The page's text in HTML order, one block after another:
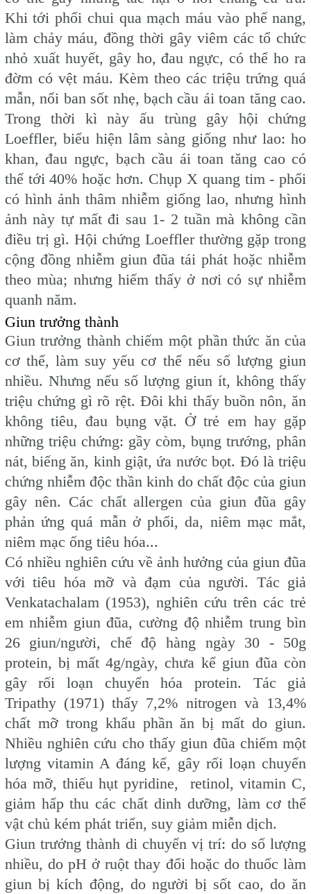
Khi tới phổi chui qua mạch máu vào phế nang,
làm chảy máu, đồng thời gây viêm các tổ chức
nhỏ xuất huyết, gây ho, đau ngực, có thể ho ra
đờm có vệt máu. Kèm theo các triệu trứng quá
mẫn, nổi ban sốt nhẹ, bạch cầu ái toan tăng cao.
Trong thời kì này ấu trùng gây hội chứng
Loeffler, biểu hiện lâm sàng giống như lao: ho
khan, đau ngực, bạch cầu ái toan tăng cao có
thể tới 40% hoặc hơn. Chụp X quang tim - phổi
có hình ảnh thâm nhiễm giống lao, nhưng hình
ảnh này tự mất đi sau 1- 2 tuần mà không cần
điều trị gì. Hội chứng Loeffler thường gặp trong
cộng đồng nhiễm giun đũa tái phát hoặc nhiễm
theo mùa; nhưng hiếm thấy ở nơi có sự nhiễm
quanh năm.
Giun trưởng thành
Giun trưởng thành chiếm một phần thức ăn của
cơ thể, làm suy yếu cơ thể nếu số lượng giun
nhiều. Nhưng nếu số lượng giun ít, không thấy
triệu chứng gì rõ rệt. Đôi khi thấy buồn nôn, ăn
không tiêu, đau bụng vặt. Ở trẻ em hay gặp
những triệu chứng: gầy còm, bụng trướng, phân
nát, biếng ăn, kinh giật, ứa nước bọt. Đó là triệu
chứng nhiễm độc thần kinh do chất độc của giun
gây nên. Các chất allergen của giun đũa gây
phản ứng quá mẫn ở phổi, da, niêm mạc mắt,
niêm mạc ống tiêu hóa...
Có nhiều nghiên cứu về ảnh hưởng của giun đũa
với tiêu hóa mỡ và đạm của người. Tác giả
Venkatachalam (1953), nghiên cứu trên các trẻ
em nhiễm giun đũa, cường độ nhiễm trung bìn
26 giun/người, chế độ hàng ngày 30 - 50g
protein, bị mất 4g/ngày, chưa kể giun đũa còn
gây rối loạn chuyển hóa protein. Tác giả
Tripathy (1971) thấy 7,2% nitrogen và 13,4%
chất mỡ trong khẩu phần ăn bị mất do giun.
Nhiều nghiên cứu cho thấy giun đũa chiếm một
lượng vitamin A đáng kể, gây rối loạn chuyển
hóa mỡ, thiếu hụt pyridine, retinol, vitamin C,
giảm hấp thu các chất dinh dưỡng, làm cơ thể
vật chủ kém phát triển, suy giảm miễn dịch.
Giun trưởng thành di chuyển vị trí: do số lượng
nhiều, do pH ở ruột thay đổi hoặc do thuốc làm
giun bị kích động, do người bị sốt cao, do ăn